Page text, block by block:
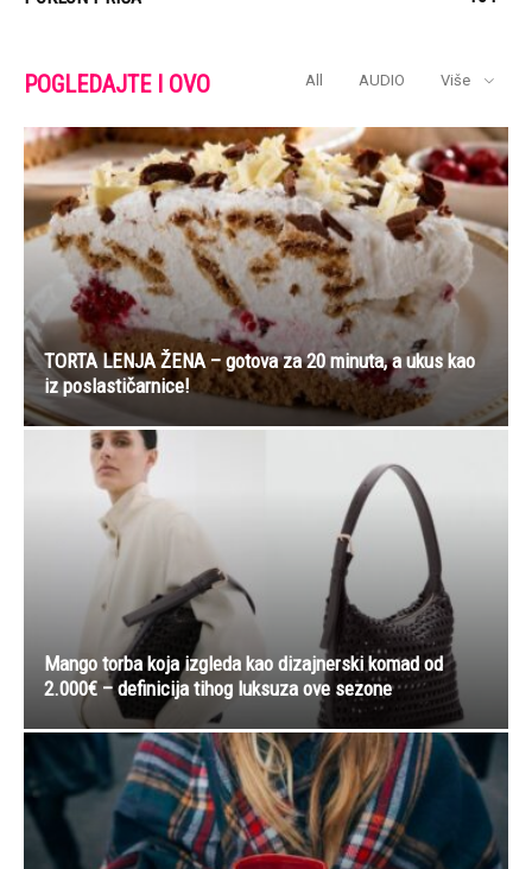
POGLEDAJTE I OVO All AUDIO Više
TORTA LENJA ŽENA – gotova za 20 minuta, a ukus kao
iz poslastičarnice!
Mango torba koja izgleda kao dizajnerski komad od
2.000€ – definicija tihog luksuza ove sezone